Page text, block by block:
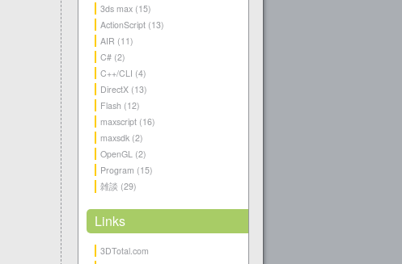
3ds max (15)
ActionScript (13)
AIR (11)
C# (2)
C++/CLI (4)
DirectX (13)
Flash (12)
maxscript (16)
maxsdk (2)
OpenGL (2)
Program (15)
雑談 (29)
Links
3DTotal.com